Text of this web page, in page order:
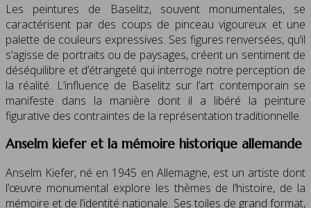
Les peintures de Baselitz, souvent monumentales, se
caractérisent par des coups de pinceau vigoureux et une
palette de couleurs expressives. Ses figures renversées, qu’il
s’agisse de portraits ou de paysages, créent un sentiment de
déséquilibre et d’étrangeté qui interroge notre perception de
la réalité. L’influence de Baselitz sur l’art contemporain se
manifeste dans la manière dont il a libéré la peinture
figurative des contraintes de la représentation traditionnelle.
Anselm kiefer et la mémoire historique allemande
Anselm Kiefer, né en 1945 en Allemagne, est un artiste dont
l’œuvre monumental explore les thèmes de l’histoire, de la
mémoire et de l’identité nationale. Ses toiles de grand format,